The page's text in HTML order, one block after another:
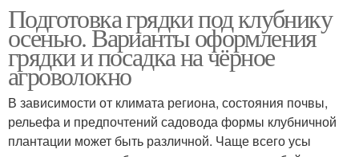
Подготовка грядки под клубнику
осенью. Варианты оформления
грядки и посадка на чёрное
агроволокно
В зависимости от климата региона, состояния почвы,
рельефа и предпочтений садовода формы клубничной
плантации может быть различной. Чаще всего усы